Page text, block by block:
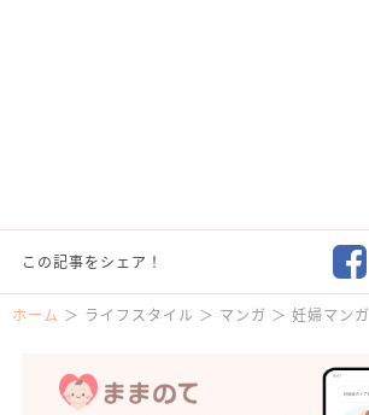
この記事をシェア！
ホーム ライフスタイル マンガ 妊婦マンガ